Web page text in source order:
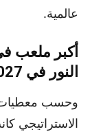
عالمية.
أكبر ملعب
النور في 2027
وحسب معطيات
الاستراتيجي